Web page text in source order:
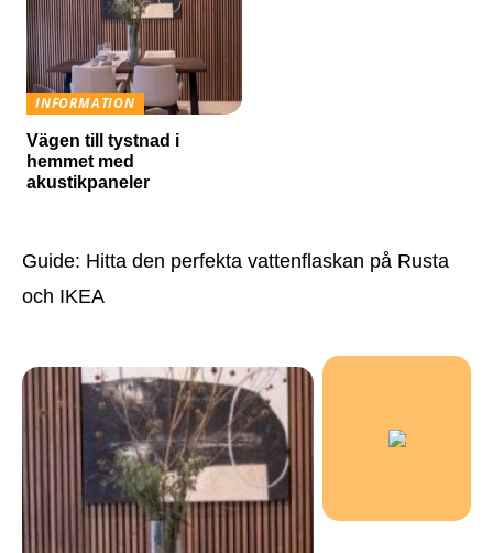
INFORMATION
Vägen till tystnad i
hemmet med
akustikpaneler
Guide: Hitta den perfekta vattenflaskan på Rusta
och IKEA